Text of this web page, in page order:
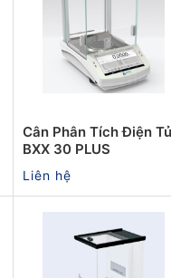
Cân Phân Tích Điện
BXX 30 PLUS
Liên hệ